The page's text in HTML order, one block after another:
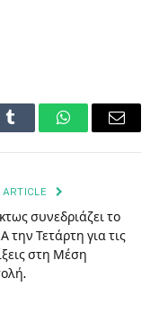
Tumblr WhatsAppEmail
ARTICLE
συνεδριάζει το
την Τετάρτη για τις
στη Μέση